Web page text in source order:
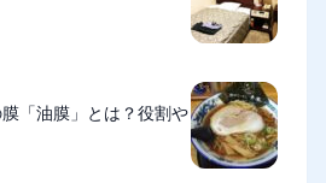
「油膜」とは？役割や